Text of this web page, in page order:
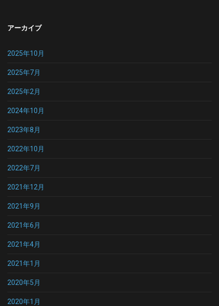
アーカイブ
2025年10月
2025年7月
2025年2月
2024年10月
2023年8月
2022年10月
2022年7月
2021年12月
2021年9月
2021年6月
2021年4月
2021年1月
2020年5月
2020年1月